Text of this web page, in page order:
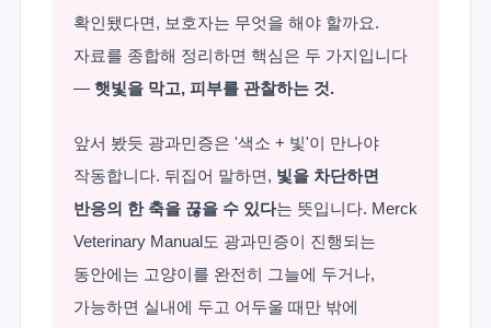
확인됐다면, 보호자는 무엇을 해야 할까요.
자료를 종합해 정리하면 핵심은 두 가지입니다
— 햇빛을 막고, 피부를 관찰하는 것.
앞서 봤듯 광과민증은 '색소 + 빛'이 만나야
작동합니다. 뒤집어 말하면, 빛을 차단하면
반응의 한 축을 끊을 수 있다는 뜻입니다. Merck
Veterinary Manual도 광과민증이 진행되는
동안에는 고양이를 완전히 그늘에 두거나,
가능하면 실내에 두고 어두울 때만 밖에